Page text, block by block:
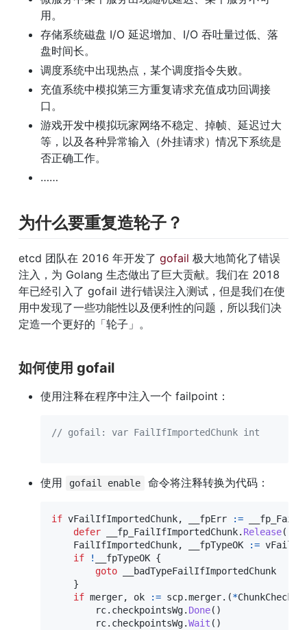
用。
存储系统磁盘 I/O 延迟增加、I/O 吞吐量过低、落
盘时间长。
调度系统中出现热点，某个调度指令失败。
充值系统中模拟第三方重复请求充值成功回调接
口。
游戏开发中模拟玩家网络不稳定、掉帧、延迟过大
等，以及各种异常输入（外挂请求）情况下系统是
否正确工作。
……
为什么要重复造轮子？
etcd 团队在 2016 年开发了 gofail 极大地简化了错误
注入，为 Golang 生态做出了巨大贡献。我们在 2018
年已经引入了 gofail 进行错误注入测试，但是我们在使
用中发现了一些功能性以及便利性的问题，所以我们决
定造一个更好的「轮子」。
如何使用 gofail
使用注释在程序中注入一个 failpoint：
// gofail: var FailIfImportedChunk int
使用 gofail enable 命令将注释转换为代码：
if vFailIfImportedChunk, __fpErr :=
defer __fp_FailIfImportedChunk. Release(
    FailIfImportedChunk
, __fpTypeOK :=
if
! __fpTypeOK {
goto __badTypeFailIfImportedChunk
}
if merger, ok := scp.merger. (*
        rc
. checkpointsWg. Done( )
        rc
. checkpointsWg.Wait ( )